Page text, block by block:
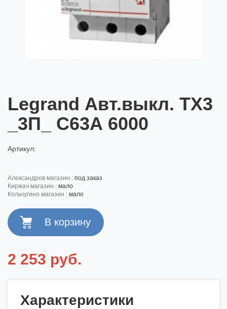
Legrand Авт.выкл. ТХ3
_3П_ С63А 6000
Артикул:
александров магазин : под заказ
киржач магазин : мало
кольчугино магазин : мало
2 253 руб.
Характеристики